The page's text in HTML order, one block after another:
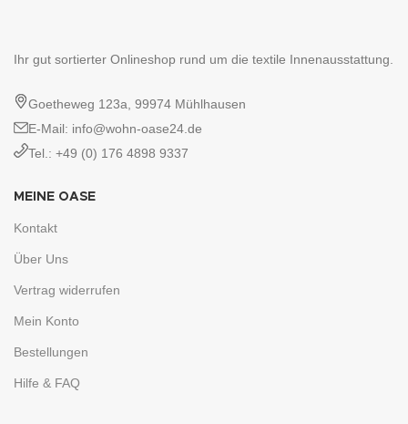
Ihr gut sortierter Onlineshop rund um die textile Innenausstattung.
Goetheweg 123a, 99974 Mühlhausen
E-Mail: info@wohn-oase24.de
Tel.: +49 (0) 176 4898 9337
MEINE OASE
Kontakt
Über Uns
Vertrag widerrufen
Mein Konto
Bestellungen
Hilfe & FAQ